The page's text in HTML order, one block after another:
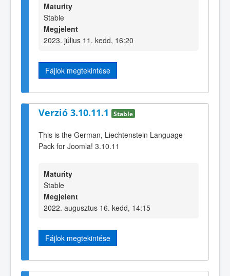
Maturity
Stable
Megjelent
2023. július 11. kedd, 16:20
Fájlok megtekintése
Verzió 3.10.11.1 Stable
This is the German, Liechtenstein Language
Pack for Joomla! 3.10.11
Maturity
Stable
Megjelent
2022. augusztus 16. kedd, 14:15
Fájlok megtekintése